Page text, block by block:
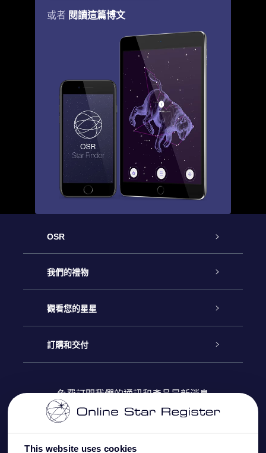
This website uses cookies
或者 閱讀這篇博文
OSR
客戶服務
聯繫我們
博客
評論
我們的禮物
Online Star禮物
OSR禮物包
OSR 禮物卡
公司禮品
觀看您的星星
星星注册
個性化的Star Page
One Million Stars
訂購和交付
付款資訊
免費訂閱我們的通訊和產品最新消息